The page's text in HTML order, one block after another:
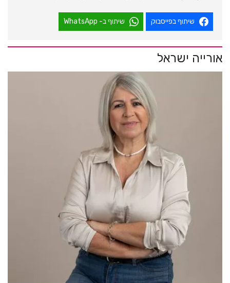
שיתוף בפייסבוק שיתוף ב- WhatsApp
אורייה ישראל